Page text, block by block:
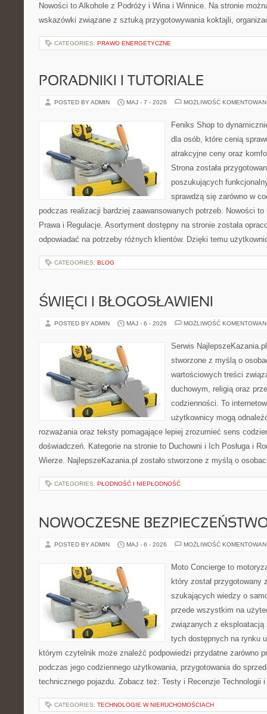
Nowości to Alkohole z Podróży i Wina i Winnice. Na stronie
wskazówki związane z sztuką przygotowywania koktajli,
CATEGORIES: PRAWO ENERGETYCZNE
PORADNIKI I TUTORIALE
POSTED BY ADMIN MAJ - 7 - 2026 MOŻLIWOŚĆ
Feniks Shop to
dla osób, które cenią
atrakcyjne ceny oraz
Strona została
poszukujących
sprawdzą się zarówno w
podczas realizacji bardziej zaawansowanych potrzeb. Nowości
Prawa i Regulacje. Asortyment dostępny na stronie została
odpowiadać na potrzeby różnych klientów. Dzięki temu
CATEGORIES: BLOG
ŚWIĘCI I BŁOGOSŁAWIENI
POSTED BY ADMIN MAJ - 6 - 2026 MOŻLIWOŚĆ
Serwis
stworzone z myślą o
wartościowych treści
duchowym, religią oraz
codzienności. To
użytkownicy mogą
rozważania oraz teksty pomagające lepiej zrozumieć sens
doświadczeń. Kategorie na stronie to Duchowni i Ich Posługa i
Wierze. NajlepszeKazania.pl zostało stworzone z myślą o
CATEGORIES: PŁODNOŚĆ I NIEPŁODNOŚĆ
NOWOCZESNE
POSTED BY ADMIN MAJ - 6 - 2026 MOŻLIWOŚĆ
Moto Concierge to
który został przygotowany
szukających wiedzy o
przede wszystkim na
związanych z eksploatacją
tych dostępnych na rynku
którym czytelnik może znaleźć podpowiedzi przydatne zarówno
podczas jego codziennego użytkowania, przygotowania do
technicznego pojazdu. Zobacz też: Testy i Recenzje
CATEGORIES: TECHNOLOGIE W NIERUCHOMOŚCIACH